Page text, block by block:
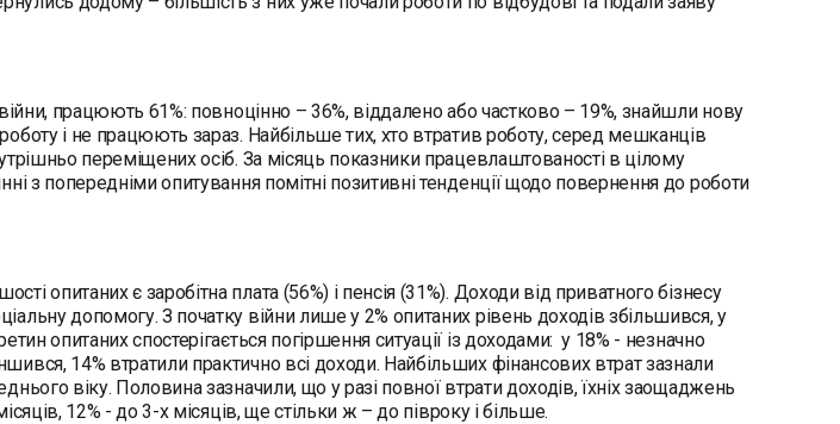
працюють 61%: повноцінно – 36%, віддалено або частково – 19%, знайшли нову
і не працюють зараз. Найбільше тих, хто втратив роботу, серед мешканців
переміщених осіб. За місяць показники працевлаштованості в цілому
з попередніми опитування помітні позитивні тенденції щодо повернення до роботи
опитаних є заробітна плата (56%) і пенсія (31%). Доходи від приватного бізнесу
допомогу. З початку війни лише у 2% опитаних рівень доходів збільшився, у
опитаних спостерігається погіршення ситуації із доходами: у 18% - незначно
14% втратили практично всі доходи. Найбільших фінансових втрат зазнали
віку. Половина зазначили, що у разі повної втрати доходів, їхніх заощаджень
12% - до 3-х місяців, ще стільки ж – до півроку і більше.